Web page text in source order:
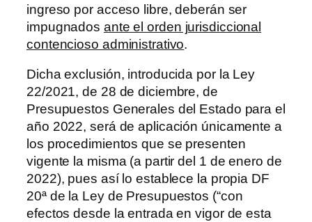
ingreso por acceso libre, deberán ser
impugnados ante el orden jurisdiccional
contencioso administrativo.
Dicha exclusión, introducida por la Ley
22/2021, de 28 de diciembre, de
Presupuestos Generales del Estado para el
año 2022, será de aplicación únicamente a
los procedimientos que se presenten
vigente la misma (a partir del 1 de enero de
2022), pues así lo establece la propia DF
20ª de la Ley de Presupuestos (“con
efectos desde la entrada en vigor de esta